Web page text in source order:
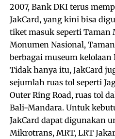
2007, Bank DKI terus
JakCard, yang kini bisa
tiket masuk seperti Taman
Monumen Nasional,
berbagai museum kelolaan
Tidak hanya itu, JakCard
sejumlah ruas tol seperti
Outer Ring Road, ruas tol
Bali-Mandara. Untuk
JakCard dapat digunakan
Mikrotrans, MRT, LRT